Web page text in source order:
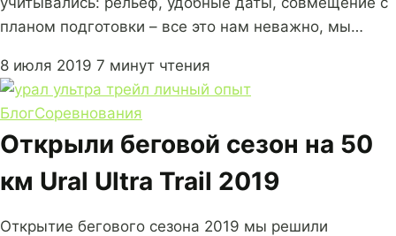
планом подготовки – все это нам неважно, мы…
8 июля 2019 7 минут чтения
БлогСоревнования
Открыли беговой сезон на 50
км Ural Ultra Trail 2019
Открытие бегового сезона 2019 мы решили